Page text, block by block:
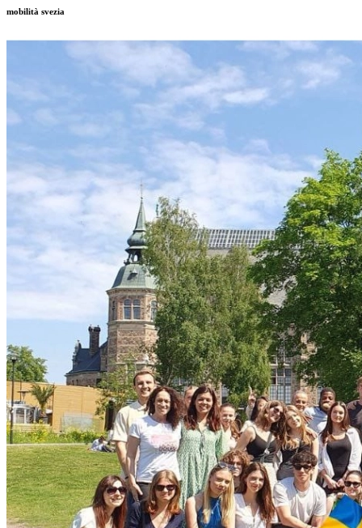
mobilità svezia